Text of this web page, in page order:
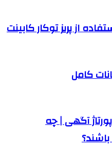
از پریز توکار کابینت
کامل
آگهی | چه